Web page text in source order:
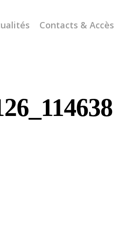
Contacts & Accès